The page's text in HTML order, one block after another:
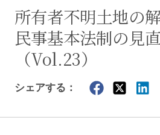
所有者不明土地の
民事基本法制の見
（Vol.23）
シェアする：